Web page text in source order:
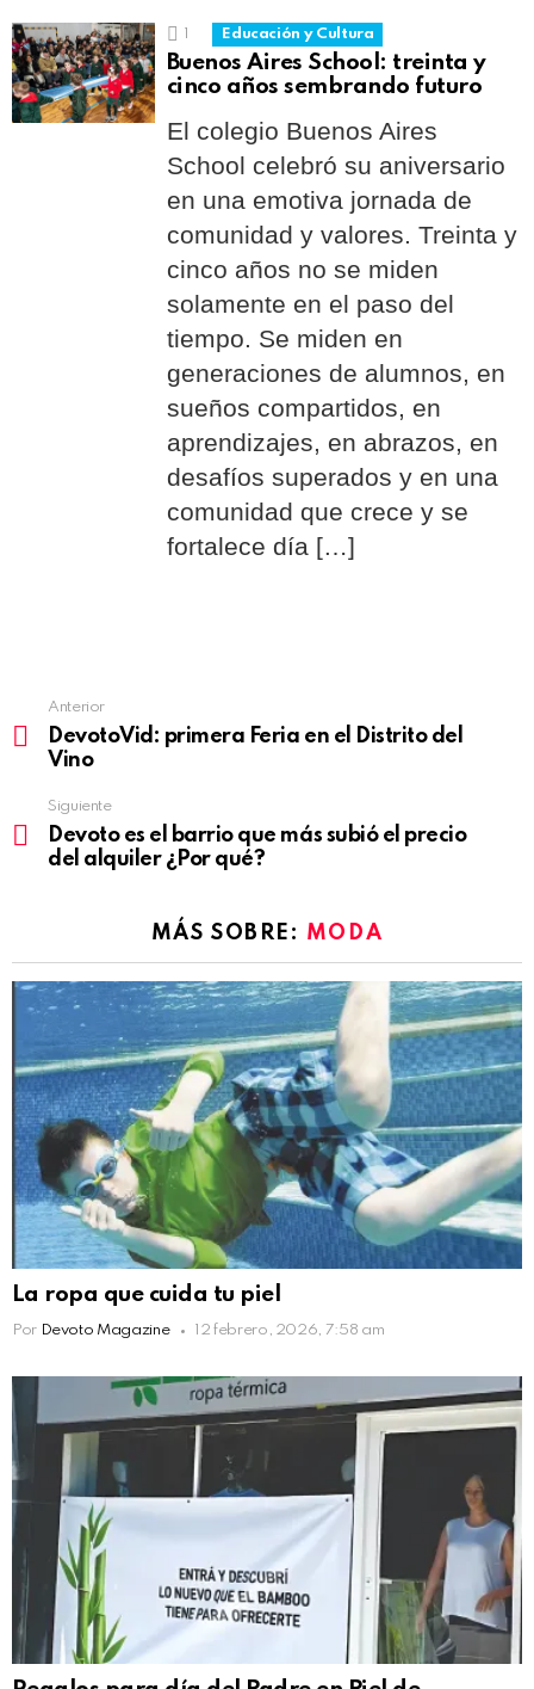
Educación y Cultura
Buenos Aires School: treinta y
cinco años sembrando futuro
El colegio Buenos Aires
School celebró su aniversario
en una emotiva jornada de
comunidad y valores. Treinta y
cinco años no se miden
solamente en el paso del
tiempo. Se miden en
generaciones de alumnos, en
sueños compartidos, en
aprendizajes, en abrazos, en
desafíos superados y en una
comunidad que crece y se
fortalece día […]
See
more
Anterior
DevotoVid: primera Feria en el Distrito del
Vino
Siguiente
Devoto es el barrio que más subió el precio
del alquiler ¿Por qué?
MÁS SOBRE: MODA
La ropa que cuida tu piel
Por Devoto Magazine 12 febrero, 2026, 7:58 am